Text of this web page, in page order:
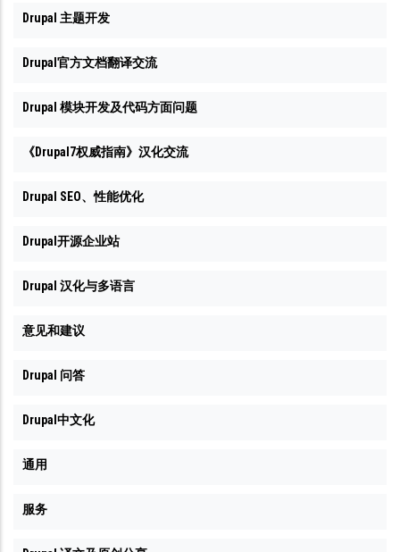
Drupal 主题开发
Drupal官方文档翻译交流
Drupal 模块开发及代码方面问题
《Drupal7权威指南》汉化交流
Drupal SEO、性能优化
Drupal开源企业站
Drupal 汉化与多语言
意见和建议
Drupal 问答
Drupal中文化
通用
服务